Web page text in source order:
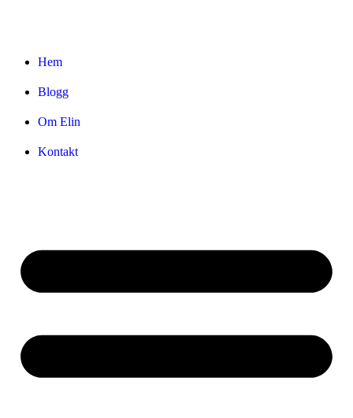
Hem
Blogg
Om Elin
Kontakt